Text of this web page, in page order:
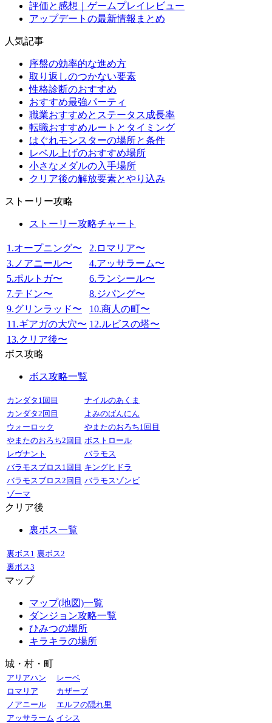
評価と感想｜ゲームプレイレビュー
アップデートの最新情報まとめ
人気記事
序盤の効率的な進め方
取り返しのつかない要素
性格診断のおすすめ
おすすめ最強パーティ
職業おすすめとステータス成長率
転職おすすめルートとタイミング
はぐれモンスターの場所と条件
レベル上げのおすすめ場所
小さなメダルの入手場所
クリア後の解放要素とやり込み
ストーリー攻略
ストーリー攻略チャート
1.オープニング〜
2.ロマリア〜
3.ノアニール〜
4.アッサラーム〜
5.ポルトガ〜
6.ランシール〜
7.テドン〜
8.ジパング〜
9.グリンラッド〜
10.商人の町〜
11.ギアガの大穴〜 12.ルビスの塔〜
13.クリア後〜
ボス攻略
ボス攻略一覧
カンダタ1回目
ナイルのあくま
カンダタ2回目
よみのばんにん
ウォーロック
やまたのおろち1回目
やまたのおろち2回目 ボストロール
レヴナント
バラモス
バラモスブロス1回目 キングヒドラ
バラモスブロス2回目 バラモスゾンビ
ゾーマ
クリア後
裏ボス一覧
裏ボス1 裏ボス2
裏ボス3
マップ
マップ(地図)一覧
ダンジョン攻略一覧
ひみつの場所
キラキラの場所
城・村・町
アリアハン
レーベ
ロマリア
カザーブ
ノアニール
エルフの隠れ里
アッサラーム イシス